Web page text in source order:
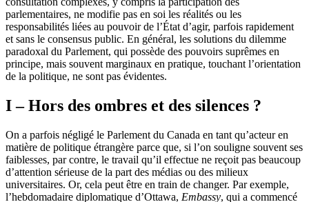
parlementaires, ne modifie pas en soi les réalités ou les
responsabilités liées au pouvoir de l’État d’agir, parfois rapidement
et sans le consensus public. En général, les solutions du dilemme
paradoxal du Parlement, qui possède des pouvoirs suprêmes en
principe, mais souvent marginaux en pratique, touchant l’orientation
de la politique, ne sont pas évidentes.
I – Hors des ombres et des silences ?
On a parfois négligé le Parlement du Canada en tant qu’acteur en
matière de politique étrangère parce que, si l’on souligne souvent ses
faiblesses, par contre, le travail qu’il effectue ne reçoit pas beaucoup
d’attention sérieuse de la part des médias ou des milieux
universitaires. Or, cela peut être en train de changer. Par exemple,
l’hebdomadaire diplomatique d’Ottawa, Embassy, qui a commencé